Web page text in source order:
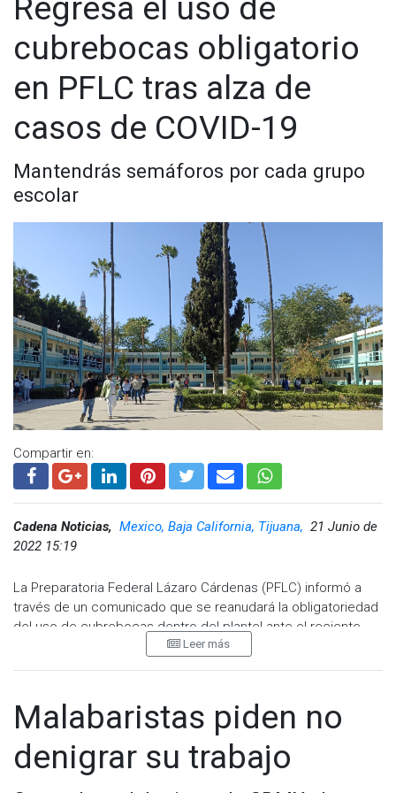
Regresa el uso de
cubrebocas obligatorio
en PFLC tras alza de
casos de COVID-19
Mantendrás semáforos por cada grupo
escolar
Compartir en:
Cadena Noticias, Mexico, Baja California, Tijuana, 21 Junio de
2022 15:19
La Preparatoria Federal Lázaro Cárdenas (PFLC) informó a
través de un comunicado que se reanudará la obligatoriedad
del uso de cubrebocas dentro del plantel ante el reciente
repunto de casos de COVID-19 entre los diferentes actores
resultaron positivos notificarlo a través del correo
electrónico escolares@lazarocardenas.edu.mx para poder
llevar un registro del grupo en donde puedan propagarse el
Leer más
Malabaristas piden no
denigrar su trabajo